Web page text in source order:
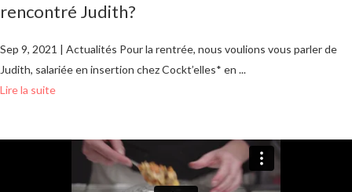
rencontré Judith?
Sep 9, 2021 | Actualités Pour la rentrée, nous voulions vous parler de
Judith, salariée en insertion chez Cockt’elles* en ...
Lire la suite